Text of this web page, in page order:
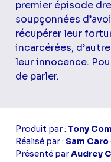
premier épisode
soupçonnées
récupérer leur
incarcérées,
leur innocence.
de parler.
Produit par : Tony
Réalisé par : Sam Caro
Présenté parAudrey